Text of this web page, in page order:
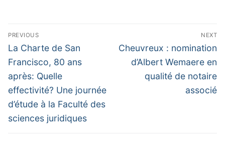
Navigation
de
l’article
PREVIOUS
Previous
post:
La Charte de San
Francisco, 80 ans
après: Quelle
effectivité? Une journée
d’étude à la Faculté des
sciences juridiques
NEXT
Next
post:
Cheuvreux : nomination
d’Albert Wemaere en
qualité de notaire
associé